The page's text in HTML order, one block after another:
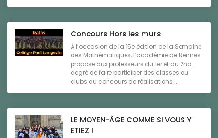
Concours Hors les murs
À l’occasion de la 15e édition de la Semaine
des Mathématiques, l’académie de Rennes
propose aux professeurs du 1er et du 2nd
degré de faire participer des classes ou
clubs au concours de réalisations ...
LE MOYEN-ÂGE COMME SI VOUS Y
ETIEZ !